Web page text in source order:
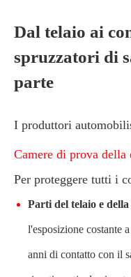
Dal telaio ai
spruzzatori di
parte
I produttori
Camere di prova della
Per proteggere tutti i
Parti del telaio e della
l'esposizione costante
anni di contatto con il